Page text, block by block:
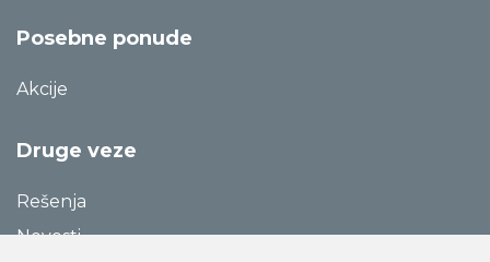
Posebne ponude
Akcije
Druge veze
Rešenja
Novosti